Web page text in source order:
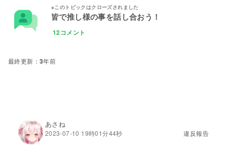
皆で推し様の事を話し合おう！
12コメント
3年前
あさね
2023-07-10 19時01分44秒 違反報告